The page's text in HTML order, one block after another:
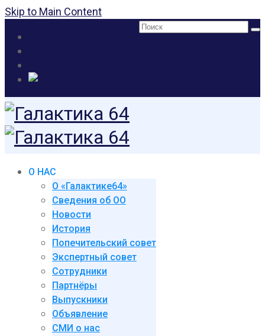
Skip to Main Content
Поиск:
О НАС
О «Галактике64»
Сведения об ОО
Новости
История
Попечительский совет
Экспертный совет
Сотрудники
Партнёры
Выпускники
Объявление
СМИ о нас